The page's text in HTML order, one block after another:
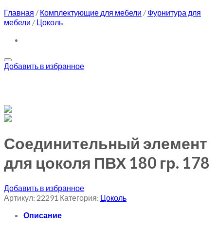
Главная / Комплектующие для мебели / Фурнитура для
мебели / Цоколь
Добавить в избранное
Соединительный элемент
для цоколя ПВХ 180 гр. 178
Добавить в избранное
Артикул: 22291 Категория: Цоколь
Описание